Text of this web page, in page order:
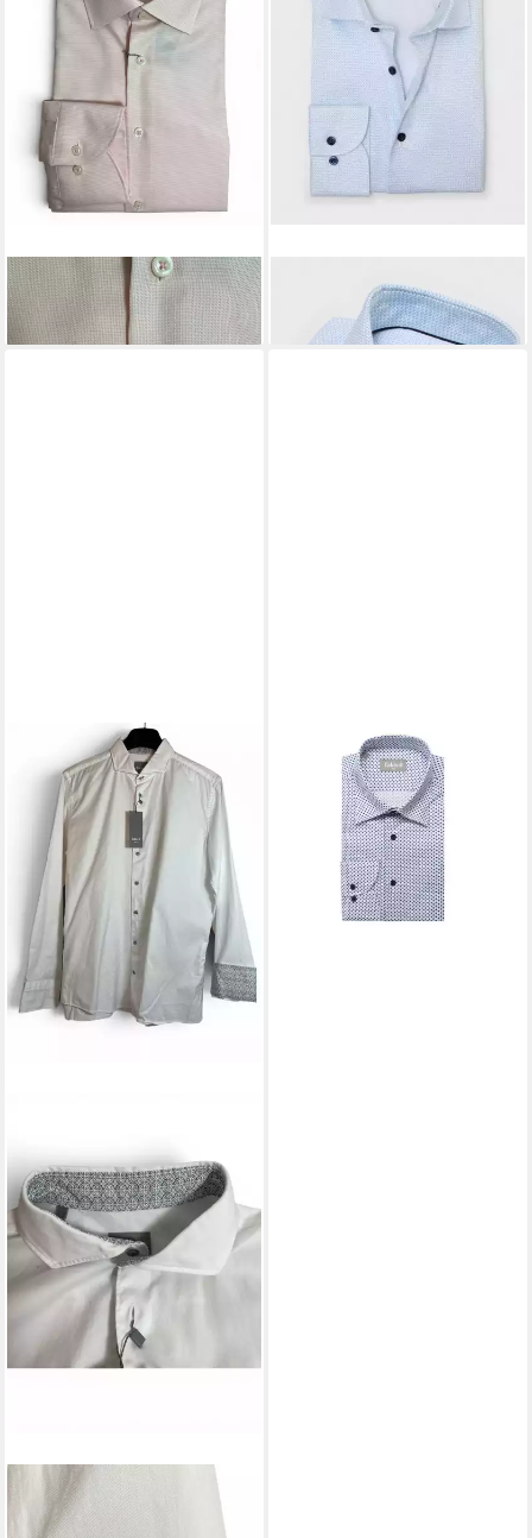
FAKTSLangarmhemd
119,95 €
Langarmhemd
119,95 €
FAKTSLangarmhemd
109,95 €
Langarmhemd
119,95 €